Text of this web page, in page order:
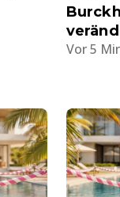
Vor 5